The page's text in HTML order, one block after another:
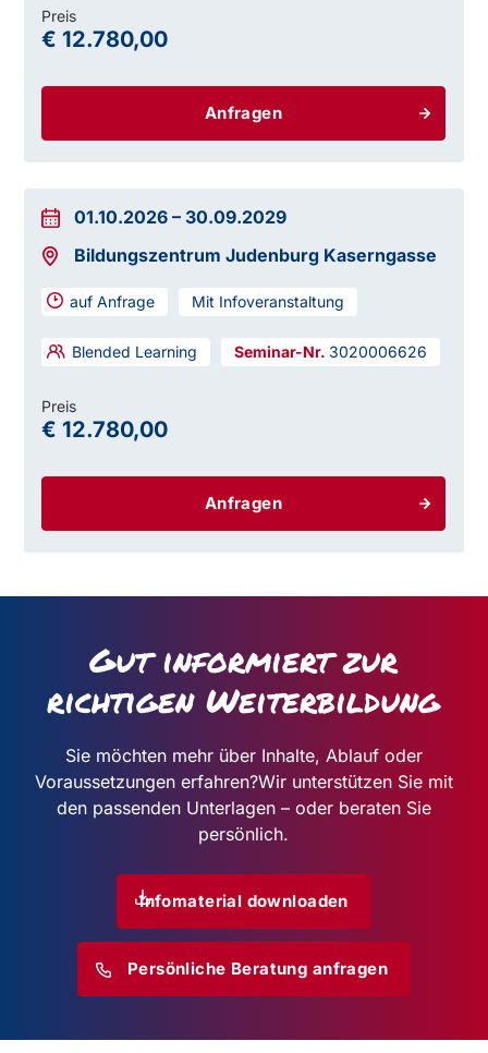
Anfragen
Preis
€ 12.780,00
01.10.2026 – 30.09.2029
Bildungszentrum Judenburg Kaserngasse
auf Anfrage Mit Infoveranstaltung
Blended Learning 3020006626
Anfragen
Preis
€ 12.780,00
Gut informiert zur
richtigen Weiterbildung
Sie möchten mehr über Inhalte, Ablauf oder
Voraussetzungen erfahren?Wir unterstützen Sie mit
den passenden Unterlagen – oder beraten Sie
persönlich.
Infomaterial downloaden
Persönliche Beratung anfragen